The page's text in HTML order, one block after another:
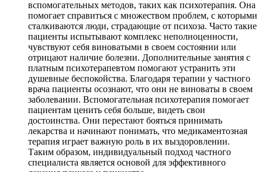
вспомогательных методов, таких как психотерапия. Она
помогает справиться с множеством проблем, с которыми
сталкиваются люди, страдающие от психоза. Часто такие
пациенты испытывают комплекс неполноценности,
чувствуют себя виноватыми в своем состоянии или
отрицают наличие болезни. Дополнительные занятия с
платным психотерапевтом помогают устранить эти
душевные беспокойства. Благодаря терапии у частного
врача пациенты осознают, что они не виноваты в своем
заболевании. Вспомогательная психотерапия помогает
пациентам ценить себя больше, видеть свои
достоинства. Они перестают бояться принимать
лекарства и начинают понимать, что медикаментозная
терапия играет важную роль в их выздоровлении.
Таким образом, индивидуальный подход частного
специалиста является основой для эффективного